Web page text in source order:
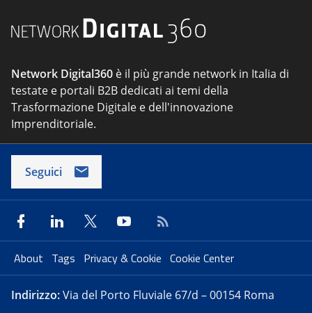
Network Digital360 è il più grande network in Italia di
testate e portali B2B dedicati ai temi della
Trasformazione Digitale e dell'innovazione
Imprenditoriale.
Seguici
About Tags Privacy & Cookie Cookie Center
Indirizzo:Via del Porto Fluviale 67/d – 00154 Roma